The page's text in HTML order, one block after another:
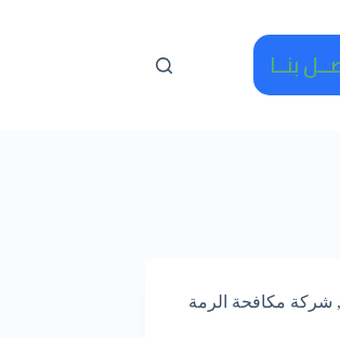
بنــا
, شركة مكافحة الرمة